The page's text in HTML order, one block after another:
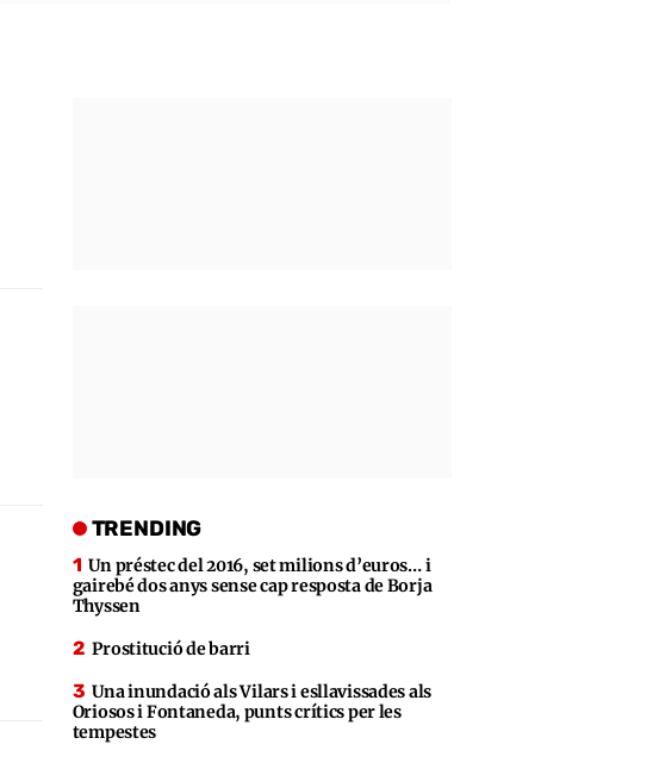
TRENDING
Un préstec del 2016, set milions d’euros… i
gairebé dos anys sense cap resposta de Borja
Thyssen
Prostitució de barri
Una inundació als Vilars i esllavissades als
Oriosos i Fontaneda, punts crítics per les
tempestes